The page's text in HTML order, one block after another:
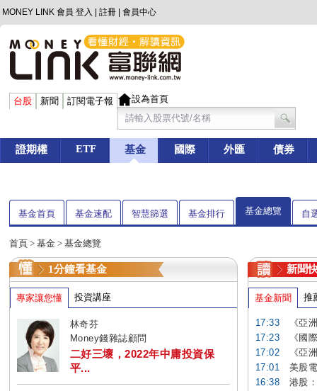
MONEY LINK 會員 登入 註冊 會員中心
台股 新聞 訂閱電子報 設為首頁
證期權 ETF 基金 國際 外匯 債券
基金首頁 基金速配 智慧篩選 基金排行 基金總覽 自
首頁 > 基金 > 基金總覽
1分鐘看基金
專家讓您懂 投資講座
林奇芬
Money錢雜誌顧問
二好三壞，2022年中庸投資保
平...
新聞
基金新聞 推
17:33
《亞
17:23
《國
17:02
《亞
17:01
美股
16:38
港股